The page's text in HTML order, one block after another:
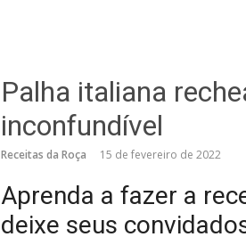
Palha italiana
inconfundível
Receitas da Roça 15 de fevereiro de 2022
Aprenda a fazer a
deixe seus